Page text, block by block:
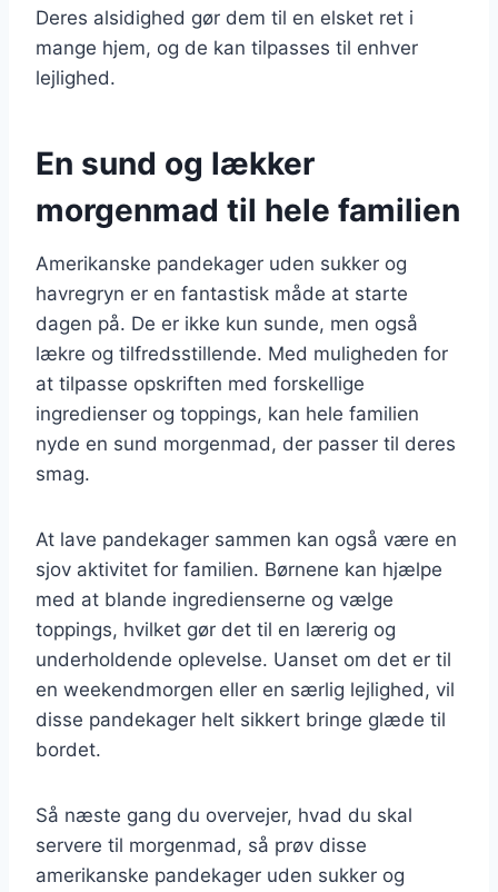
Deres alsidighed gør dem til en elsket ret i
mange hjem, og de kan tilpasses til enhver
lejlighed.
En sund og lækker
morgenmad til hele familien
Amerikanske pandekager uden sukker og
havregryn er en fantastisk måde at starte
dagen på. De er ikke kun sunde, men også
lækre og tilfredsstillende. Med muligheden for
at tilpasse opskriften med forskellige
ingredienser og toppings, kan hele familien
nyde en sund morgenmad, der passer til deres
smag.
At lave pandekager sammen kan også være en
sjov aktivitet for familien. Børnene kan hjælpe
med at blande ingredienserne og vælge
toppings, hvilket gør det til en lærerig og
underholdende oplevelse. Uanset om det er til
en weekendmorgen eller en særlig lejlighed, vil
disse pandekager helt sikkert bringe glæde til
bordet.
Så næste gang du overvejer, hvad du skal
servere til morgenmad, så prøv disse
amerikanske pandekager uden sukker og